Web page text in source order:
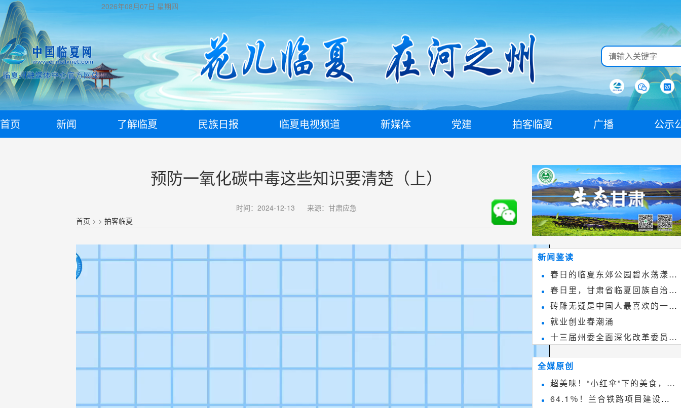
2026年08月07日 星期四
首页 新闻 了解临夏 民族日报 临夏电视频道 新媒体 党建 拍客临夏 广播 公示
预防一氧化碳中毒这些知识要清楚（上）
时间：2024-12-13
来源：甘肃应急
首页 > > 拍客临夏
新闻鉴读
春日的临夏东郊公园碧水荡漾、
春花烂漫
春日里，甘肃省临夏回族自治州
境内的刘家峡大桥，壮观美丽!
砖雕无疑是中国人最喜欢的一种
雕刻艺术，它不仅是民间实用美术
和建筑装饰艺术的有机结合，更成
为中国建筑史上彰品东方美不可磨
就业创业春潮涌
十三届州委全面深化改革委员会
第八次会议召开
全媒原创
超美味！“小红伞”下的美食，绝
不能错过~
64.1％！兰合铁路项目建设加